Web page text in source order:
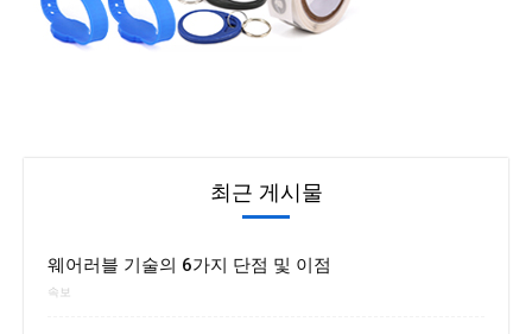
최근 게시물
웨어러블 기술의 6가지 단점 및 이점
속보